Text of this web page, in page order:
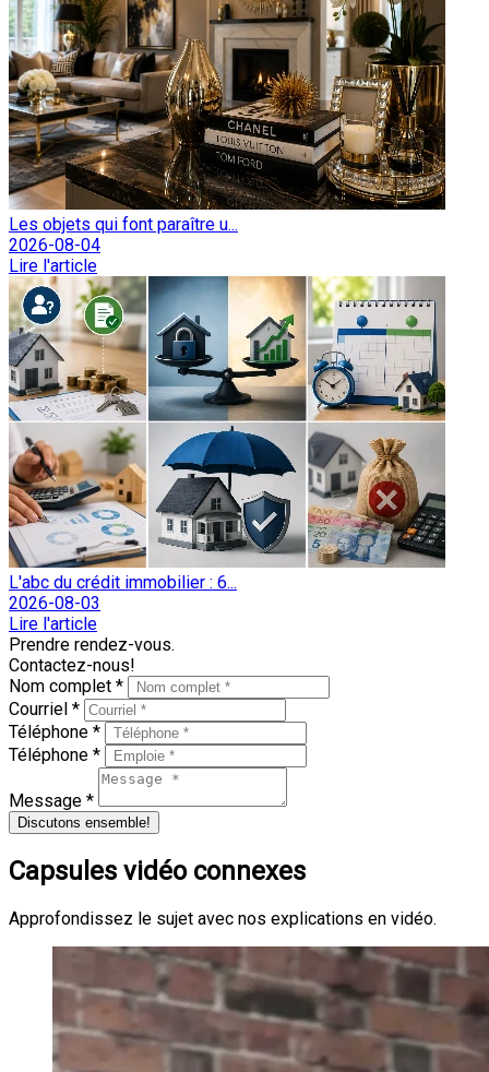
Les objets qui font paraître u...
2026-08-04
Lire l'article
L'abc du crédit immobilier : 6...
2026-08-03
Lire l'article
Prendre rendez-vous.
Contactez-nous!
Nom complet *
Courriel *
Téléphone *
Téléphone *
Message *
Discutons ensemble!
Capsules vidéo connexes
Approfondissez le sujet avec nos explications en vidéo.